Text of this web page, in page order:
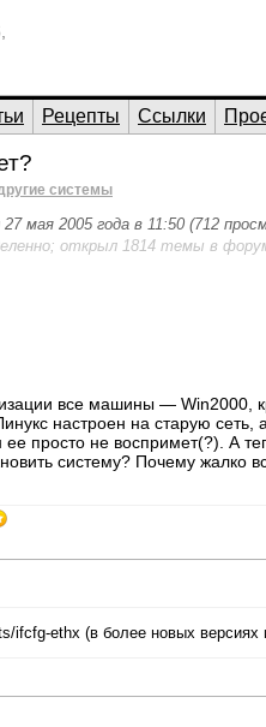
Рецепты Ссылки
системы
27 мая 2005 года в 11:50 (712
открыл 1814 темы в
все машины — Win2000,
настроен на старую
просто не воспримет(?). А
систему? Почему жалко
ifcfg-ethx (в более новых